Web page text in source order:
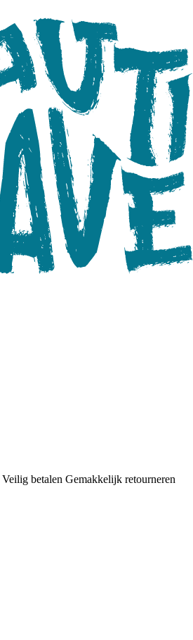
Veilig betalen Gemakkelijk retourneren